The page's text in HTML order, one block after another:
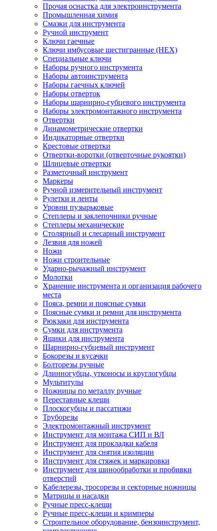
Прочая оснастка для электроинструмента
Промышленная химия
Смазки для инструмента
Ручной инструмент
Ключи гаечные
Ключи имбусовые шестигранные (HEX)
Специальные ключи
Наборы ручного инструмента
Наборы автоинструмента
Наборы гаечных ключей
Наборы отверток
Наборы шарнирно-губцевого инструмента
Наборы электромонтажного инструмента
Отвертки
Динамометрические отвертки
Индикаторные отвертки
Крестовые отвертки
Отвертки-воротки (отверточные рукоятки)
Шлицевые отвертки
Разметочный инструмент
Маркеры
Ручной измерительный инструмент
Рулетки и ленты
Уровни пузырьковые
Степлеры и заклепочники ручные
Степлеры механические
Столярный и слесарный инструмент
Лезвия для ножей
Ножи
Ножи строительные
Ударно-рычажный инструмент
Молотки
Хранение инструмента и организация рабочего
места
Пояса, ремни и поясные сумки
Поясные сумки и ремни для инструмента
Рюкзаки для инструмента
Сумки для инструмента
Ящики для инструмента
Шарнирно-губцевый инструмент
Бокорезы и кусачки
Болторезы ручные
Длинногубцы, утконосы и круглогубцы
Мультитулы
Ножницы по металлу ручные
Переставные клещи
Плоскогубцы и пассатижи
Труборезы
Электромонтажный инструмент
Инструмент для монтажа СИП и ВЛ
Инструмент для прокладки кабеля
Инструмент для снятия изоляции
Инструмент для стяжек и маркировки
Инструмент для шинообработки и пробивки
отверстий
Кабелерезы, тросорезы и секторные ножницы
Матрицы и насадки
Ручные пресс-клещи
Ручные пресс-клещи и кримперы
Строительное оборудование, бензоинструмент,